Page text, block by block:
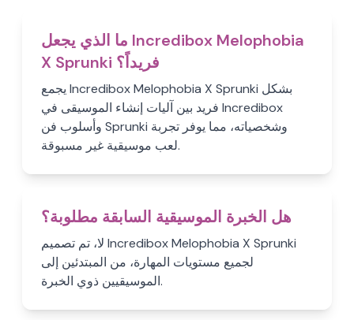
ما الذي يجعل Incredibox Melophobia
X Sprunki فريداً؟
يجمع Incredibox Melophobia X Sprunki بشكل
فريد بين آليات إنشاء الموسيقى في Incredibox
وأسلوب فن Sprunki وشخصياته، مما يوفر تجربة
لعب موسيقية غير مسبوقة.
هل الخبرة الموسيقية السابقة مطلوبة؟
لا، تم تصميم Incredibox Melophobia X Sprunki
لجميع مستويات المهارة، من المبتدئين إلى
الموسيقيين ذوي الخبرة.